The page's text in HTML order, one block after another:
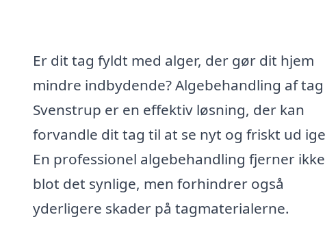
Er dit tag fyldt med alger, der gør dit hjem
mindre indbydende? Algebehandling af
Svenstrup er en effektiv løsning, der kan
forvandle dit tag til at se nyt og friskt ud
En professionel algebehandling fjerner ikke
blot det synlige, men forhindrer også
yderligere skader på tagmaterialerne.